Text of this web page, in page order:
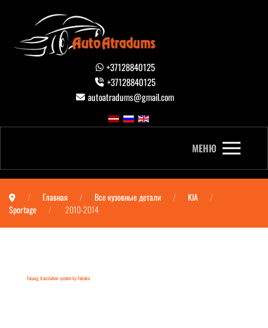
+37128840125
+37128840125
autoatradums@gmail.com
МЕНЮ
Главная Все кузовные детали
KIA
Sportage
2010-2014
FaLang translation system by Faboba